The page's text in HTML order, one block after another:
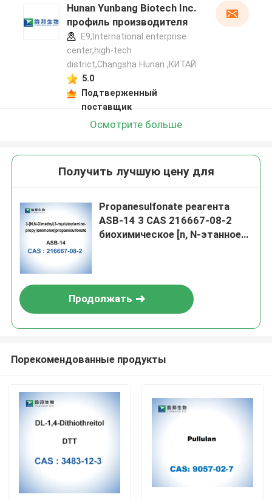
Hunan Yunbang Biotech Inc.
профиль производителя
E9,International enterprise
center,high-tech
district,Changsha Hunan ,КИТАЙ
5.0
Подтверженный
поставщик
Осмотрите больше
Получить лучшую цену для
Propanesulfonate реагента
ASB-14 3 CAS 216667-08-2
биохимическое [n, N-этанное
Продолжать
Порекомендованные продукты